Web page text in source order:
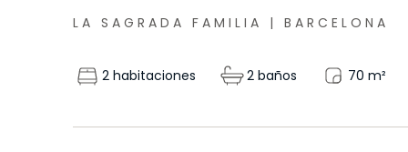
LA SAGRADA FAMILIA | BARCELONA
2 habitaciones 2 baños 70 m²